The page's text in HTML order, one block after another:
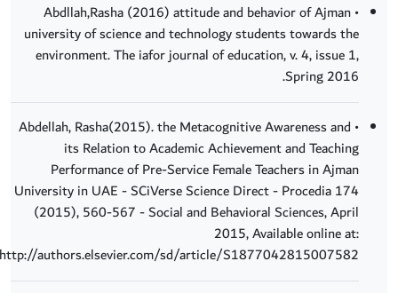
• Abdllah,Rasha (2016) attitude and behavior of Ajman
university of science and technology students towards the
environment. The iafor journal of education, v. 4, issue 1,
Spring 2016.
• Abdellah, Rasha(2015). the Metacognitive Awareness and
its Relation to Academic Achievement and Teaching
Performance of Pre-Service Female Teachers in Ajman
University in UAE - SCiVerse Science Direct - Procedia 174
(2015), 560-567 - Social and Behavioral Sciences, April
2015, Available online at:
http://authors.elsevier.com/sd/article/S1877042815007582